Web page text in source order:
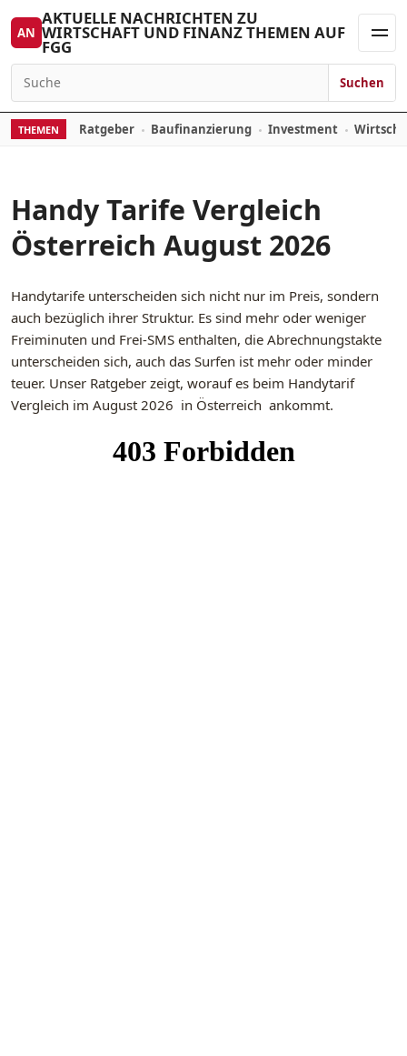
Zum Inhalt springen
AN
AKTUELLE NACHRICHTEN ZU
WIRTSCHAFT UND FINANZ THEMEN AUF
FGG
Suchen nach:
Suchen
THEMEN Ratgeber Baufinanzierung Investment
Handy Tarife Vergleich
Österreich August 2026
Handytarife unterscheiden sich nicht nur im Preis, sondern
auch bezüglich ihrer Struktur. Es sind mehr oder weniger
Freiminuten und Frei-SMS enthalten, die Abrechnungstakte
unterscheiden sich, auch das Surfen ist mehr oder minder
teuer. Unser Ratgeber zeigt, worauf es beim Handytarif
Vergleich im August 2026 in Österreich ankommt.